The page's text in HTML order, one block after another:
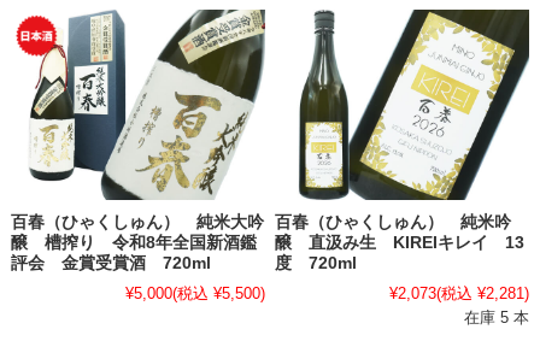
百春（ひゃくしゅん） 純米大吟
醸 槽搾り 令和8年全国新酒鑑
評会 金賞受賞酒 720ml
¥5,000(税込 ¥5,500)
百春（ひゃくしゅん） 純米吟
醸 直汲み生 KIREIキレイ 13
度 720ml
¥2,073(税込 ¥2,281)
在庫 5 本